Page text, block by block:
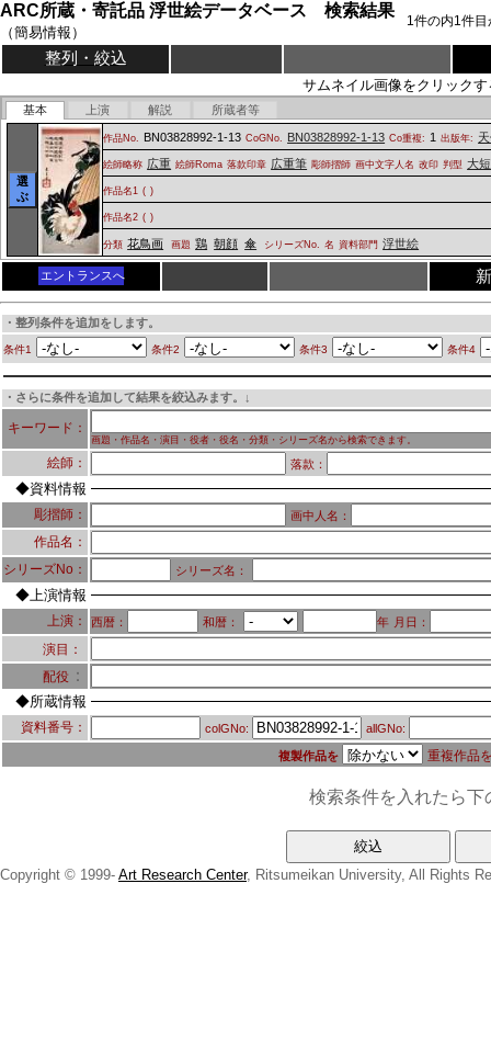
ARC所蔵・寄託品 浮世絵データベース 検索結果
（簡易情報）
1件の内1件目
整列・絞込
サムネイル画像をクリック
基本 上演 解説 所蔵者等
選
ぶ
作品No. BN03828992-1-13 CoGNo. BN03828992-1-13 Co重複: 1 出版年:
絵師略称 広重 絵師Roma 落款印章 広重筆 彫師摺師 画中文字人名 改印 判型 大
作品名1 ( )
作品名2 ( )
分類 花鳥画 画題 鶏 朝顔 傘 シリーズNo. 名 資料部門 浮世絵
エントランスへ
・整列条件を追加をします。
条件1 条件2 条件3 条件4
・さらに条件を追加して結果を絞込みます。↓
キーワード：
画題・作品名・演目・役者・役名・分類・シリーズ名から検索できます。
絵師： 落款：
◆資料情報
彫摺師： 画中人名：
作品名：
シリーズNo：
シリーズ名：
◆上演情報
上演： 西暦： 和暦： 年 月日：
演目：
配役 ：
◆所蔵情報
資料番号： colGNo: allGNo:
複製作品を 重複作品
検索条件を入れたら
Copyright © 1999- Art Research Center, Ritsumeikan University, All Rights